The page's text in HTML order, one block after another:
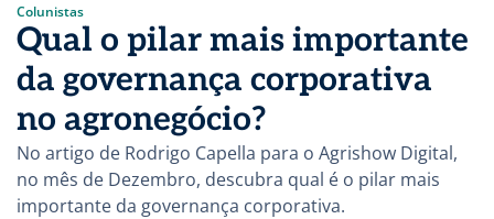
Colunistas
Qual o pilar mais importante
da governança corporativa
no agronegócio?
No artigo de Rodrigo Capella para o Agrishow Digital,
no mês de Dezembro, descubra qual é o pilar mais
importante da governança corporativa.